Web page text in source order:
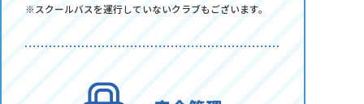
※スクールバスを運行していないクラブもございます。